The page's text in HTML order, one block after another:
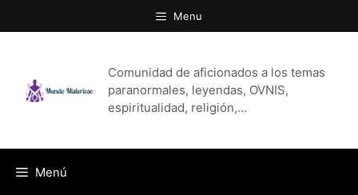
al
Menu
Comunidad de aficionados a los temas
paranormales, leyendas, OVNIS,
espiritualidad, religión,…
Menú